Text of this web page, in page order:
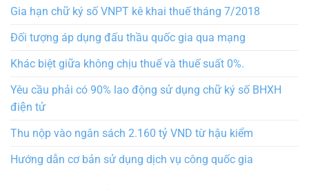
Gia hạn chữ ký số VNPT kê khai thuế tháng 7/2018
Đối tượng áp dụng đấu thầu quốc gia qua mạng
Khác biệt giữa không chịu thuế và thuế suất 0%.
Yêu cầu phải có 90% lao động sử dụng chữ ký số BHXH
điện tử
Thu nộp vào ngân sách 2.160 tỷ VND từ hậu kiểm
Hướng dẫn cơ bản sử dụng dịch vụ công quốc gia